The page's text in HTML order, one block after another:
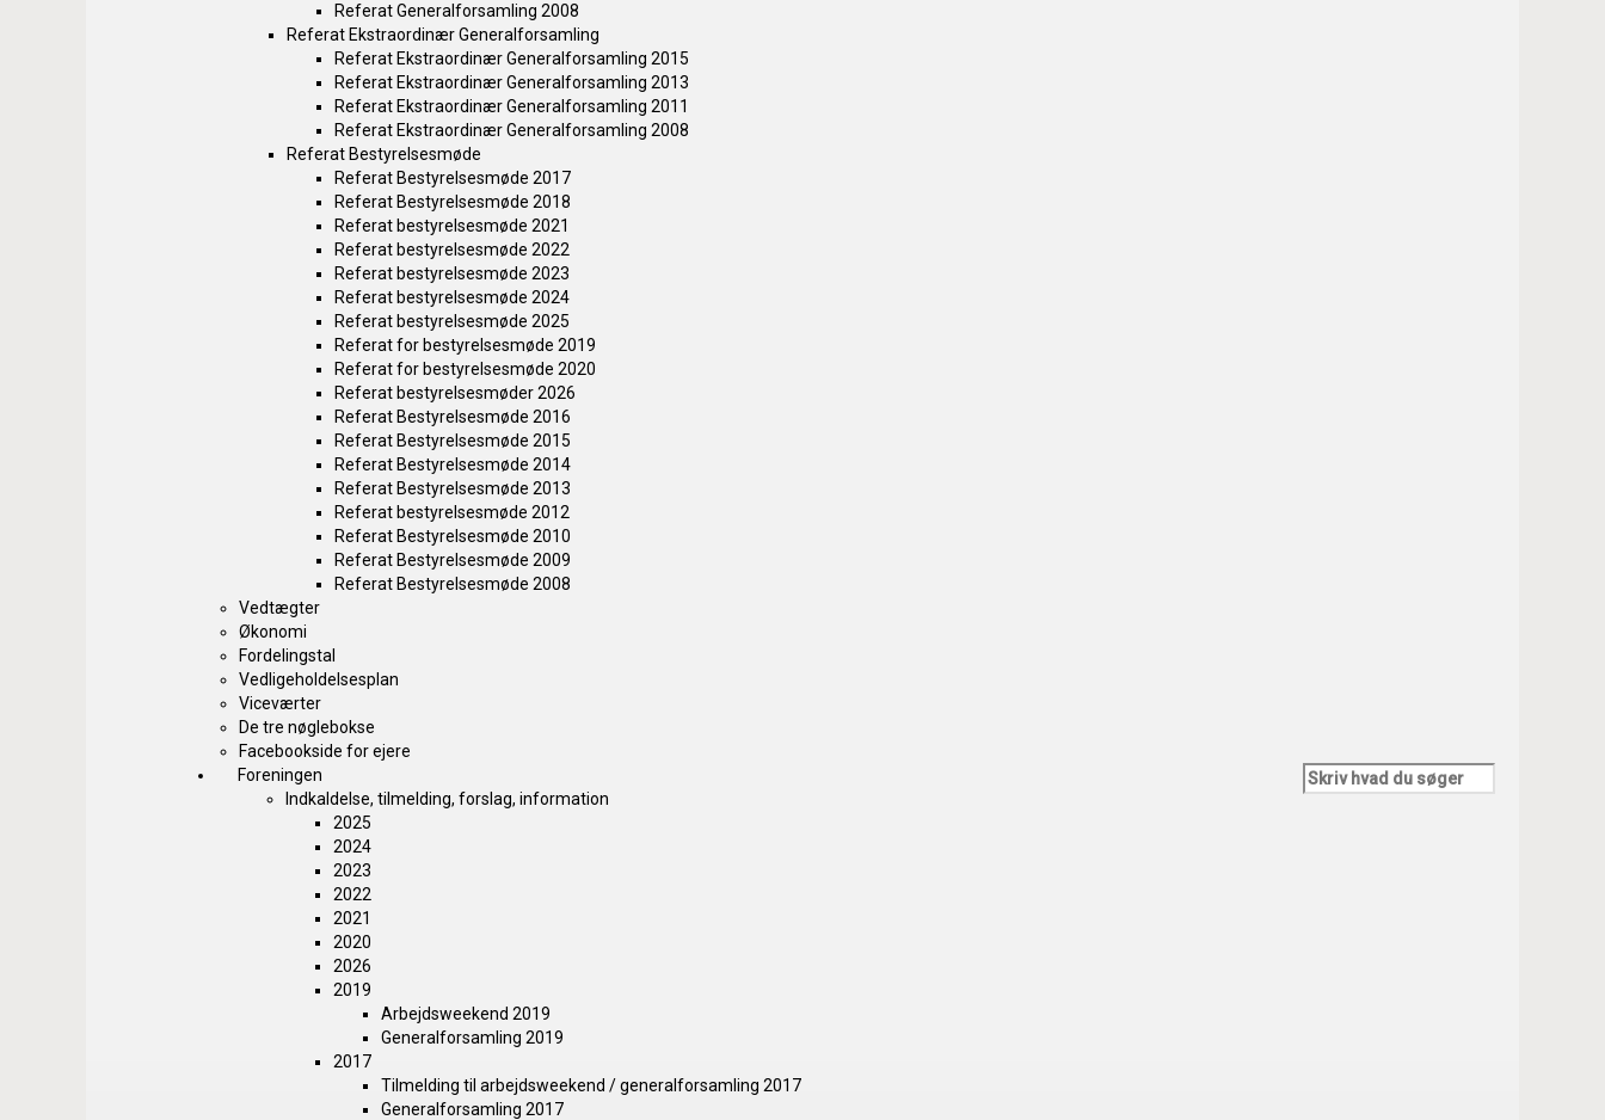
Referat Generalforsamling 2008
Referat Ekstraordinær Generalforsamling
Referat Ekstraordinær Generalforsamling 2015
Referat Ekstraordinær Generalforsamling 2013
Referat Ekstraordinær Generalforsamling 2011
Referat Ekstraordinær Generalforsamling 2008
Referat Bestyrelsesmøde
Referat Bestyrelsesmøde 2017
Referat Bestyrelsesmøde 2018
Referat bestyrelsesmøde 2021
Referat bestyrelsesmøde 2022
Referat bestyrelsesmøde 2023
Referat bestyrelsesmøde 2024
Referat bestyrelsesmøde 2025
Referat for bestyrelsesmøde 2019
Referat for bestyrelsesmøde 2020
Referat bestyrelsesmøder 2026
Referat Bestyrelsesmøde 2016
Referat Bestyrelsesmøde 2015
Referat Bestyrelsesmøde 2014
Referat Bestyrelsesmøde 2013
Referat bestyrelsesmøde 2012
Referat Bestyrelsesmøde 2010
Referat Bestyrelsesmøde 2009
Referat Bestyrelsesmøde 2008
Vedtægter
Økonomi
Fordelingstal
Vedligeholdelsesplan
Viceværter
De tre nøglebokse
Facebookside for ejere
Foreningen
Indkaldelse, tilmelding, forslag, information
2025
2024
2023
2022
2021
2020
2026
2019
Arbejdsweekend 2019
Generalforsamling 2019
2017
Tilmelding til arbejdsweekend / generalforsamling 2017
Generalforsamling 2017